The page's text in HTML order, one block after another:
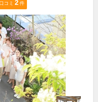
口コミ 2件